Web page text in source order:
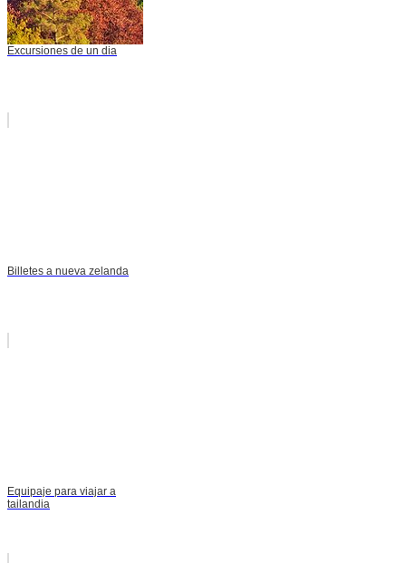
Excursiones de un dia
Billetes a nueva zelanda
Equipaje para viajar a
tailandia